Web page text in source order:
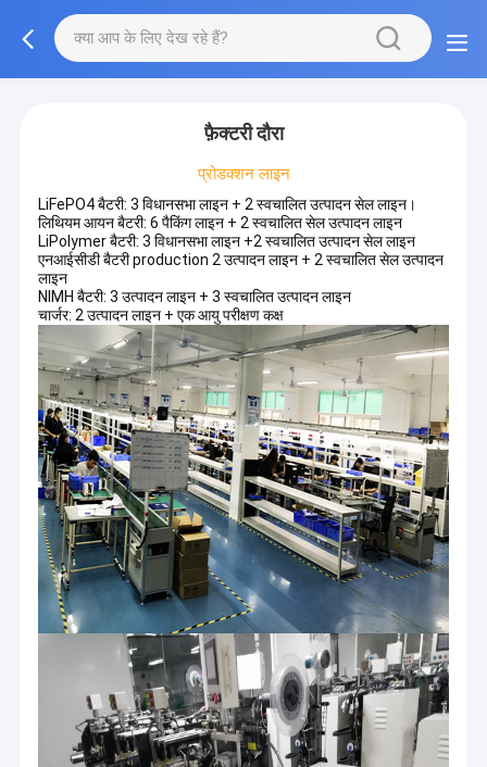
फ़ैक्टरी दौरा
प्रोडक्शन लाइन
LiFePO4 बैटरी: 3 विधानसभा लाइन + 2 स्वचालित उत्पादन सेल लाइन।
लिथियम आयन बैटरी: 6 पैकिंग लाइन + 2 स्वचालित सेल उत्पादन लाइन
LiPolymer बैटरी: 3 विधानसभा लाइन +2 स्वचालित उत्पादन सेल लाइन
एनआईसीडी बैटरी production 2 उत्पादन लाइन + 2 स्वचालित सेल उत्पादन
लाइन
NIMH बैटरी: 3 उत्पादन लाइन + 3 स्वचालित उत्पादन लाइन
चार्जर: 2 उत्पादन लाइन + एक आयु परीक्षण कक्ष